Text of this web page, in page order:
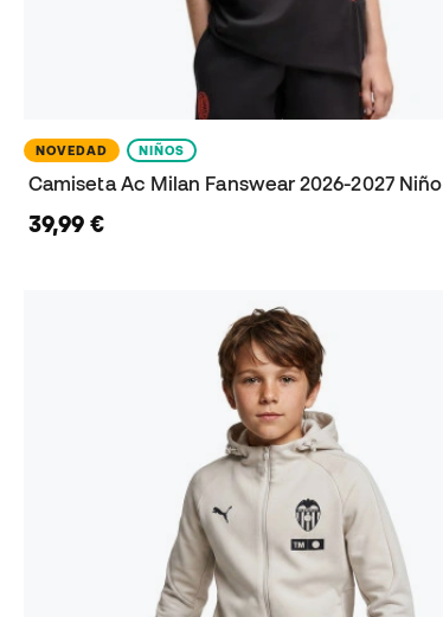
NOVEDAD NIÑOS
Camiseta Ac Milan Fanswear 2026-2027 Niño
39,99 €